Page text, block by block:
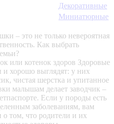
Декоративные
Миниатюрные
– это не только невероятная
Как выбрать
или котенок здоров Здоровые
хорошо выглядят: у них
чистая шерстка и упитанное
малышам делает заводчик –
Если у породы есть
заболеваниям, вам
о том, что родители и их